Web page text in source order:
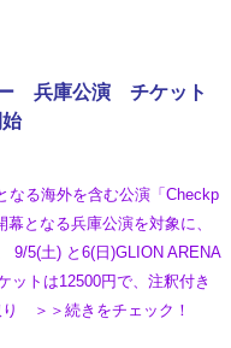
兵庫公演 チケット
なる海外を含む公演「Checkp
となる兵庫公演を対象に、
9/5(土) と6(日)GLION ARENA
ットは12500円で、注釈付き
＞＞続きをチェック！